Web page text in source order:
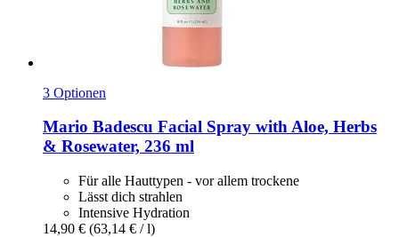
3 Optionen
Mario Badescu Facial Spray with Aloe, Herbs
& Rosewater, 236 ml
Für alle Hauttypen - vor allem trockene
Lässt dich strahlen
Intensive Hydration
14,90 € (63,14 € / l)